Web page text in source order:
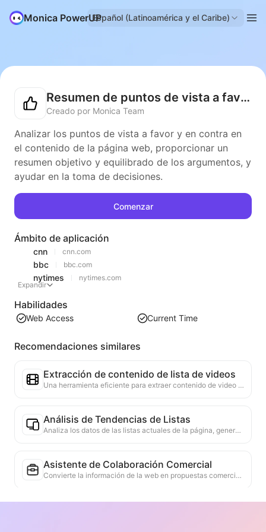
Monica PowerUPEspañol (Latinoamérica y el Caribe)
Resumen de puntos de vista a favor y en contra
Creado por Monica Team
Analizar los puntos de vista a favor y en contra en
el contenido de la página web, proporcionar un
resumen objetivo y equilibrado de los argumentos, y
ayudar en la toma de decisiones.
Comenzar
Ámbito de aplicación
cnn cnn.com
bbc bbc.com
nytimes
nytimes.com
Expandir
Habilidades
Web Access Current Time
Recomendaciones similares
Extracción de contenido de lista de videos
Una herramienta eficiente para extraer contenido de video de páginas web, capaz de escanear rápidamente las páginas y organizar la información del video en una tabla estructurada en Markdown.
Análisis de Tendencias de Listas
Analiza los datos de las listas actuales de la página, generando informes de tendencias. Identifica categorías populares, tipos de productos en rápido ascenso y tecnologías emergentes. Proporciona información de mercado instantánea para ayudarte a comprender las últimas tendencias de productos y movimientos del mercado.
Asistente de Colaboración Comercial
Convierte la información de la web en propuestas comerciales personalizadas, mensajes privados de colaboración, proporciona plantillas listas para usar y guías de seguimiento, simplificando el proceso de colaboración.